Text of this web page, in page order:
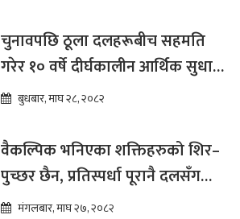
चुनावपछि ठूला दलहरूबीच सहमति
गरेर १० वर्षे दीर्घकालीन आर्थिक सुधार
कार्यक्रम ल्याउनुपर्छ : हेमराज ढकाल
बुधबार, माघ २८, २०८२
वैकल्पिक भनिएका शक्तिहरुको शिर–
पुच्छर छैन, प्रतिस्पर्धा पूरानै दलसँग
हुन्छ : डा.प्रकाश शरण महत
मंगलबार, माघ २७, २०८२